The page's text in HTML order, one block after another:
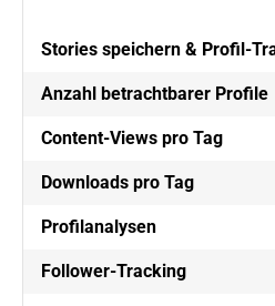
Stories speichern & Profil-
Anzahl betrachtbarer Profile
Content-Views pro Tag
Downloads pro Tag
Profilanalysen
Follower-Tracking